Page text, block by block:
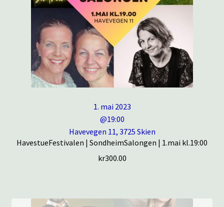
1. mai 2023
@19:00
Havevegen 11, 3725 Skien
HavestueFestivalen | SondheimSalongen | 1.mai kl.19:00
kr300.00